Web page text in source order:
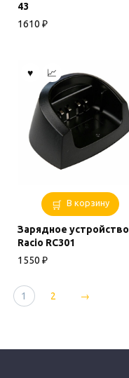
43
1610 ₽
В корзину
Зарядное устройство
Racio RC301
1550 ₽
1 2 →